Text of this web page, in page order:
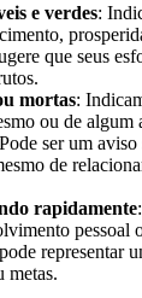
e verdes:
que seus
mortas:
ou de algum
ser um
de
rapidamente
pessoal
representar
metas.